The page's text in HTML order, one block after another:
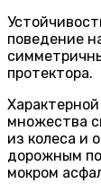
поведение
протектора.
множества
из колеса и
дорожным
мокром